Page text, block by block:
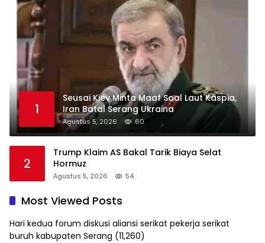
1
Seusai Kiev Minta Maaf Soal Laut Kaspia,
Iran Batal Serang Ukraina
Agustus 5, 2026 60
2
Trump Klaim AS Bakal Tarik Biaya Selat
Hormuz
Agustus 5, 2026 54
Most Viewed Posts
Hari kedua forum diskusi aliansi serikat pekerja serikat
buruh kabupaten Serang (11,260)